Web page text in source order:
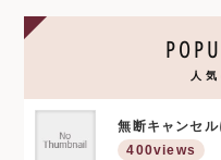
人
無断キャンセ
400views